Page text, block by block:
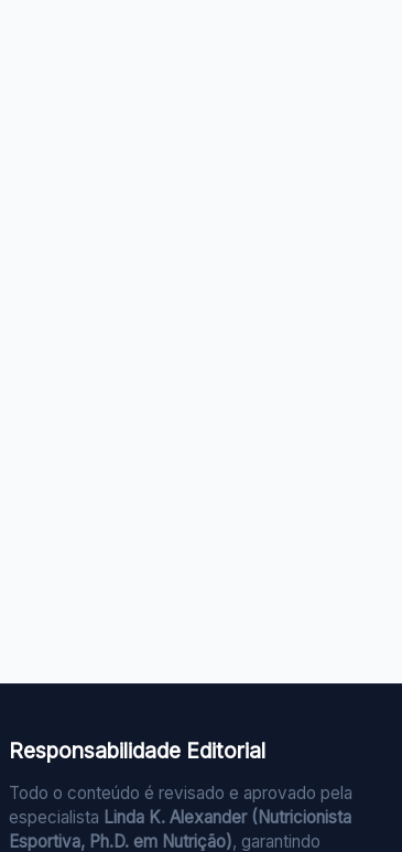
Responsabilidade Editorial
Todo o conteúdo é revisado e aprovado pela
especialista Linda K. Alexander (Nutricionista
Esportiva, Ph.D. em Nutrição), garantindo